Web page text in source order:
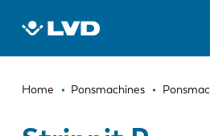
inhoudKruimelpad
Home Ponsmachines
STRIPPIT P
LASERSNIJMACHINES